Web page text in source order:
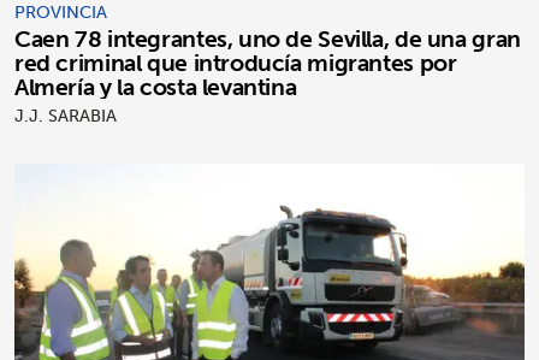
PROVINCIA
Caen 78 integrantes, uno de Sevilla, de una gran
red criminal que introducía migrantes por
Almería y la costa levantina
J.J. SARABIA